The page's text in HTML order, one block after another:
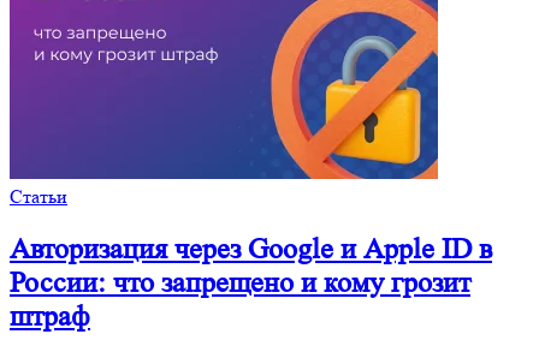
Статьи
Авторизация через Google и Apple ID в
России: что запрещено и кому грозит
штраф